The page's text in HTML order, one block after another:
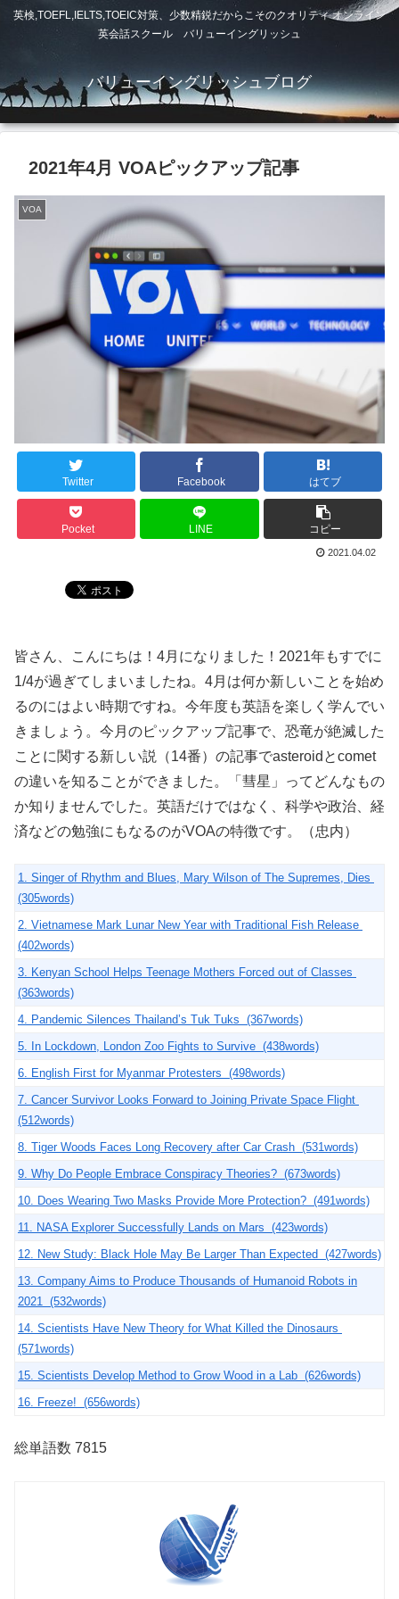
英検,TOEFL,IELTS,TOEIC対策、少数精鋭だからこそのクオリティ オンライン
英会話スクール バリューイングリッシュ
バリューイングリッシュブログ
2021年4月 VOAピックアップ記事
VOA
Twitter Facebook はてブ
Pocket LINE コピー
2021.04.02
皆さん、こんにちは！4月になりました！2021年もすでに
1/4が過ぎてしまいましたね。4月は何か新しいことを始め
るのにはよい時期ですね。今年度も英語を楽しく学んでい
きましょう。今月のピックアップ記事で、恐竜が絶滅した
ことに関する新しい説（14番）の記事でasteroidとcomet
の違いを知ることができました。「彗星」ってどんなもの
か知りませんでした。英語だけではなく、科学や政治、経
済などの勉強にもなるのがVOAの特徴です。（忠内）
1. Singer of Rhythm and Blues, Mary Wilson of The Supremes, Dies
(305words)
2. Vietnamese Mark Lunar New Year with Traditional Fish Release
(402words)
3. Kenyan School Helps Teenage Mothers Forced out of Classes
(363words)
4. Pandemic Silences Thailand’s Tuk Tuks (367words)
5. In Lockdown, London Zoo Fights to Survive (438words)
6. English First for Myanmar Protesters (498words)
7. Cancer Survivor Looks Forward to Joining Private Space Flight
(512words)
8. Tiger Woods Faces Long Recovery after Car Crash (531words)
9. Why Do People Embrace Conspiracy Theories? (673words)
10. Does Wearing Two Masks Provide More Protection? (491words)
11. NASA Explorer Successfully Lands on Mars (423words)
12. New Study: Black Hole May Be Larger Than Expected (427words)
13. Company Aims to Produce Thousands of Humanoid Robots in
2021 (532words)
14. Scientists Have New Theory for What Killed the Dinosaurs
(571words)
15. Scientists Develop Method to Grow Wood in a Lab (626words)
16. Freeze! (656words)
総単語数 7815